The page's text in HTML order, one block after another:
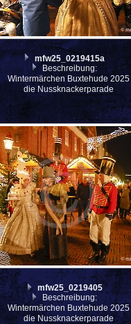
mfw25_0219415a
Beschreibung:
Wintermärchen Buxtehude 2025
die Nussknackerparade
mfw25_0219405
Beschreibung:
Wintermärchen Buxtehude 2025
die Nussknackerparade